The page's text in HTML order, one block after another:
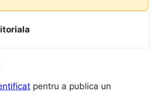
pentru a publica un